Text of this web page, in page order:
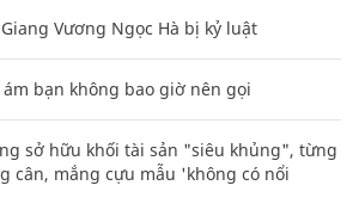
Vương Ngọc Hà bị kỷ luật
bạn không bao giờ nên gọi
sở hữu khối tài sản "siêu khủng", từng
cân, mắng cựu mẫu 'không có nổi